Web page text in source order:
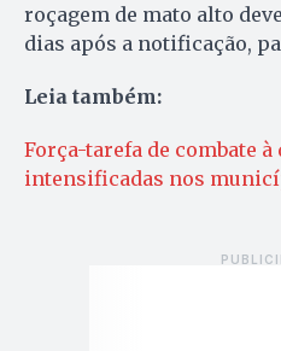
roçagem de mato alto
dias após a notificação,
Leia também:
Força-tarefa de combate à
intensificadas nos